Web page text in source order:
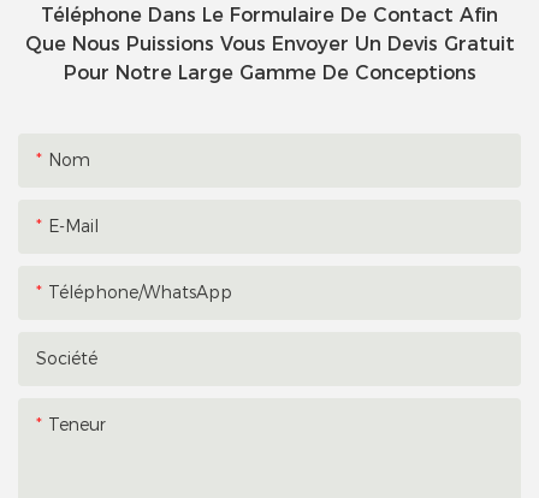
Téléphone Dans Le Formulaire De Contact Afin
Que Nous Puissions Vous Envoyer Un Devis Gratuit
Pour Notre Large Gamme De Conceptions
Nom
E-Mail
Téléphone/WhatsApp
Société
Teneur